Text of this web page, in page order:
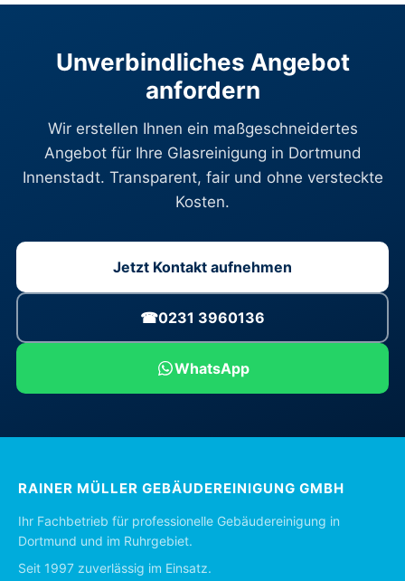
Unverbindliches Angebot
anfordern
Wir erstellen Ihnen ein maßgeschneidertes
Angebot für Ihre Glasreinigung in Dortmund
Innenstadt. Transparent, fair und ohne versteckte
Kosten.
Jetzt Kontakt aufnehmen
☎0231 3960136
WhatsApp
RAINER MÜLLER GEBÄUDEREINIGUNG GMBH
Ihr Fachbetrieb für professionelle Gebäudereinigung in
Dortmund und im Ruhrgebiet.
Seit 1997 zuverlässig im Einsatz.